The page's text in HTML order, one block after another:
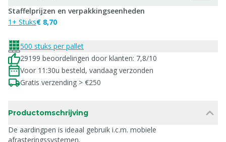
Staffelprijzen en verpakkingseenheden
1+ Stuks€ 8,70
500 stuks per pallet
29199 beoordelingen door klanten: 7,8/10
Voor 11:30u besteld, vandaag verzonden
Gratis verzending > €250
Productomschrijving
De aardingpen is ideaal gebruik i.c.m. mobiele
afrasteringssystemen.